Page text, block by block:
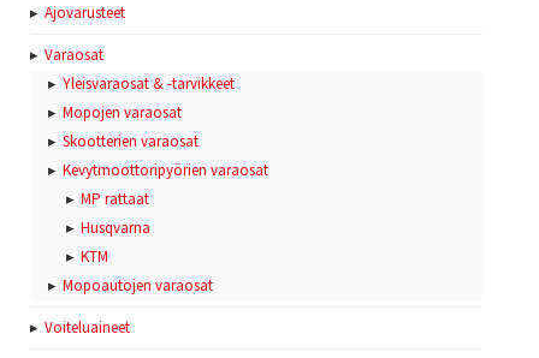
Ajovarusteet
Varaosat
Yleisvaraosat & -tarvikkeet
Mopojen varaosat
Skootterien varaosat
Kevytmoottoripyörien varaosat
MP rattaat
Husqvarna
KTM
Mopoautojen varaosat
Voiteluaineet